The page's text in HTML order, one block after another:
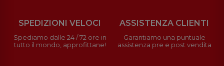
SPEDIZIONI VELOCI
Spediamo dalle 24 / 72 ore in
tutto il mondo, approfittane!
ASSISTENZA CLIENTI
Garantiamo una puntuale
assistenza pre e post vendita